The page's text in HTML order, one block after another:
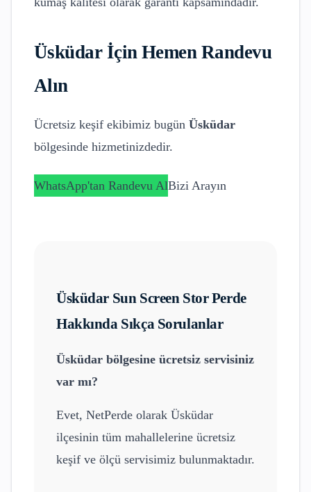
Üsküdarİçin Hemen Randevu
Alın
Ücretsiz keşif ekibimiz bugün Üsküdar
bölgesinde hizmetinizdedir.
WhatsApp'tan Randevu AlBizi Arayın
Üsküdar Sun Screen Stor Perde
Hakkında Sıkça Sorulanlar
Üsküdar bölgesine ücretsiz servisiniz
var mı?
Evet, NetPerde olarak Üsküdar
ilçesinin tüm mahallelerine ücretsiz
keşif ve ölçü servisimiz bulunmaktadır.